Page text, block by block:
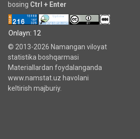
bosing Ctrl + Enter
Onlayn: 12
© 2013-2026 Namangan viloyat
statistika boshqarmasi
Materiallardan foydalanganda
www.namstat.uz havolani
keltirish majburiy.